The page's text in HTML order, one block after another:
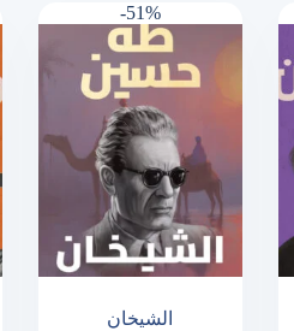
-51%
الشيخان